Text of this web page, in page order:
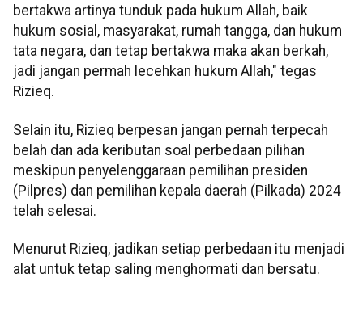
bertakwa artinya tunduk pada hukum Allah, baik
hukum sosial, masyarakat, rumah tangga, dan hukum
tata negara, dan tetap bertakwa maka akan berkah,
jadi jangan permah lecehkan hukum Allah," tegas
Rizieq.
Selain itu, Rizieq berpesan jangan pernah terpecah
belah dan ada keributan soal perbedaan pilihan
meskipun penyelenggaraan pemilihan presiden
(Pilpres) dan pemilihan kepala daerah (Pilkada) 2024
telah selesai.
Menurut Rizieq, jadikan setiap perbedaan itu menjadi
alat untuk tetap saling menghormati dan bersatu.